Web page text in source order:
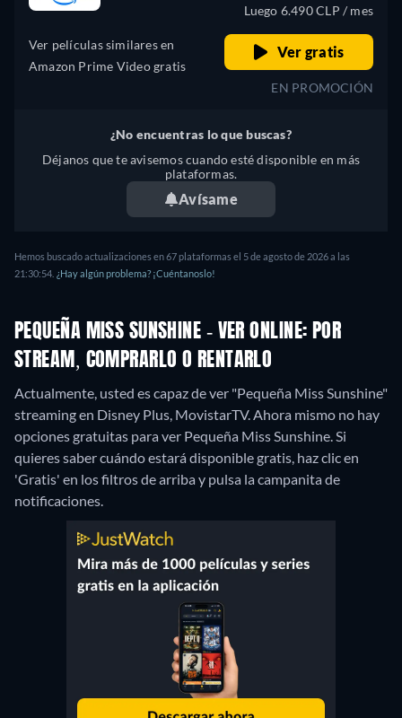
Ver películas similares en
Amazon Prime Video gratis
Luego 6.490 CLP / mes
Ver gratis
EN PROMOCIÓN
¿No encuentras lo que buscas?
Déjanos que te avisemos cuando esté disponible en más
plataformas.
Avísame
Hemos buscado actualizaciones en 67 plataformas el 5 de agosto de 2026 a las
21:30:54. ¿Hay algún problema? ¡Cuéntanoslo!
PEQUEÑA MISS SUNSHINE - VER ONLINE: POR
STREAM, COMPRARLO O RENTARLO
Actualmente, usted es capaz de ver "Pequeña Miss Sunshine"
streaming en Disney Plus, MovistarTV.Ahora mismo no hay
opciones gratuitas para ver Pequeña Miss Sunshine. Si
quieres saber cuándo estará disponible gratis, haz clic en
'Gratis' en los filtros de arriba y pulsa la campanita de
notificaciones.